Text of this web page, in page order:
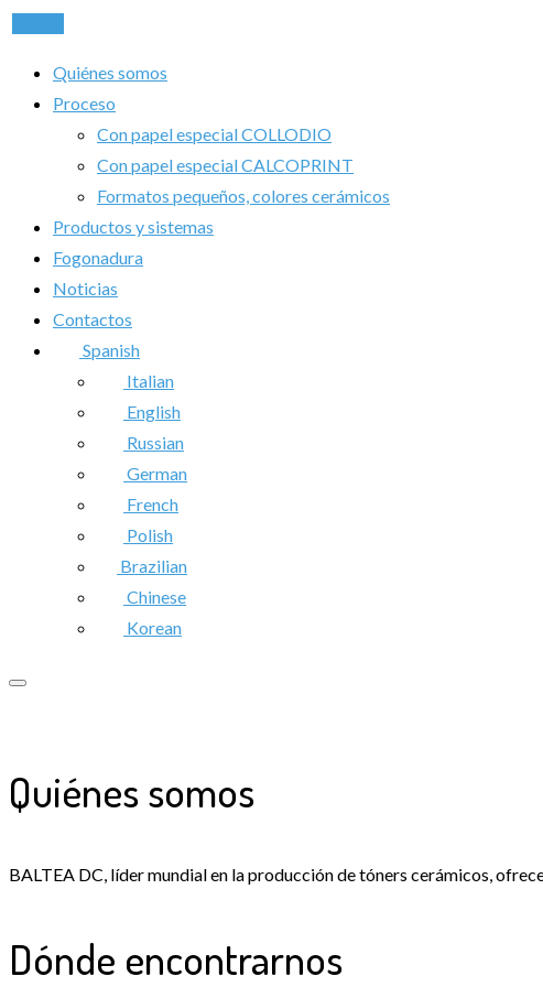
Quiénes somos
Proceso
Con papel especial COLLODIO
Con papel especial CALCOPRINT
Formatos pequeños, colores cerámicos
Productos y sistemas
Fogonadura
Noticias
Contactos
Spanish
Italian
English
Russian
German
French
Polish
Brazilian
Chinese
Korean
Quiénes somos
BALTEA DC, líder mundial en la producción de tóners cerámicos,
Dónde encontrarnos